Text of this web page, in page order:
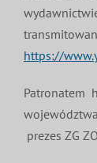
https://
Patronatem
prezes ZG